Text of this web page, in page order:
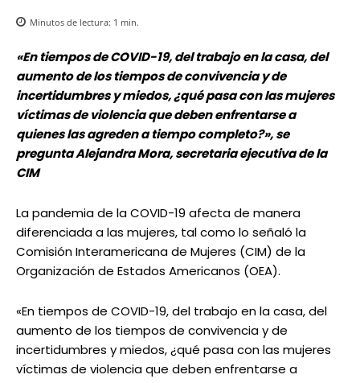
Minutos de lectura: 1 min.
«En tiempos de COVID-19, del trabajo en la casa, del
aumento de los tiempos de convivencia y de
incertidumbres y miedos, ¿qué pasa con las mujeres
víctimas de violencia que deben enfrentarse a
quienes las agreden a tiempo completo?», se
pregunta Alejandra Mora, secretaria ejecutiva de la
CIM
La pandemia de la COVID-19 afecta de manera
diferenciada a las mujeres, tal como lo señaló la
Comisión Interamericana de Mujeres (CIM) de la
Organización de Estados Americanos (OEA).
«En tiempos de COVID-19, del trabajo en la casa, del
aumento de los tiempos de convivencia y de
incertidumbres y miedos, ¿qué pasa con las mujeres
víctimas de violencia que deben enfrentarse a